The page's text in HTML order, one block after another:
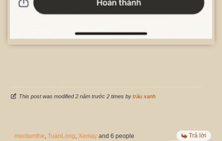
This post was modified 2 năm trước 2 times by trâu xanh
meotamthe, TuanLong, Xemay and 6 people
Trả lời